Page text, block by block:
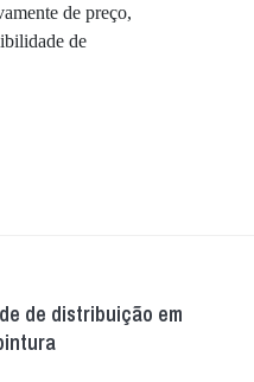
de preço,
de
de distribuição em